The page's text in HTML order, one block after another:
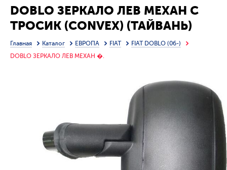
DOBLO ЗЕРКАЛО ЛЕВ МЕХАН С
ТРОСИК (CONVEX) (ТАЙВАНЬ)
Главная Каталог ЕВРОПА FIAT
FIAT DOBLO (06-)
DOBLO ЗЕРКАЛО ЛЕВ МЕХАН �.